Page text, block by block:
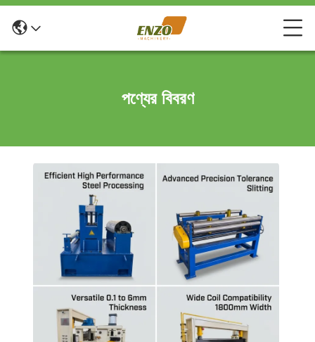
পণ্যের বিবরণ